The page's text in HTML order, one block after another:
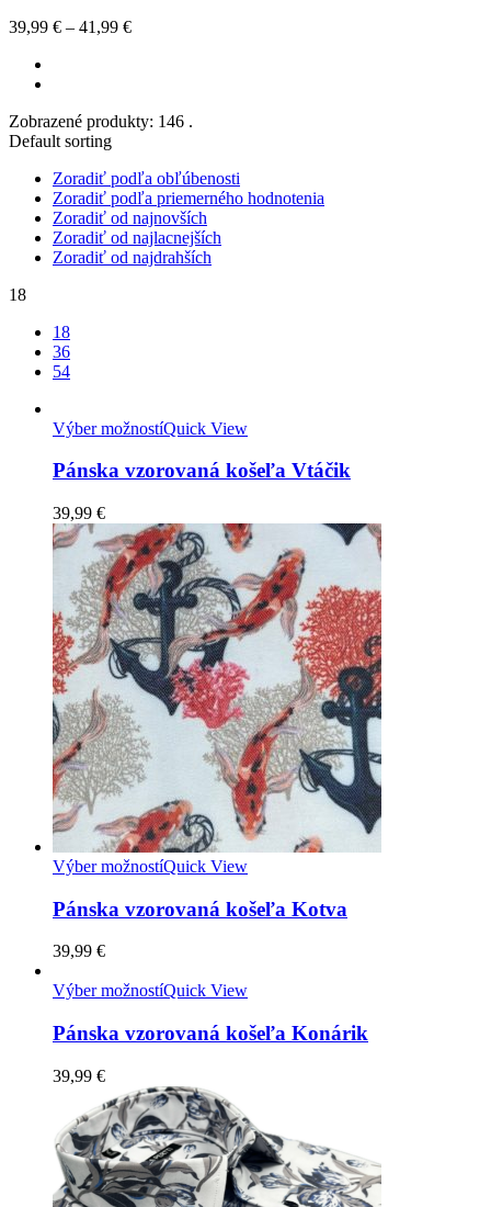
39,99 € – 41,99 €
Zobrazené produkty: 146 .
Default sorting
Zoradiť podľa obľúbenosti
Zoradiť podľa priemerného hodnotenia
Zoradiť od najnovších
Zoradiť od najlacnejších
Zoradiť od najdrahších
18
18
36
54
Výber možnostíQuick View
Pánska vzorovaná košeľa Vtáčik
39,99 €
Výber možnostíQuick View
Pánska vzorovaná košeľa Kotva
39,99 €
Výber možnostíQuick View
Pánska vzorovaná košeľa Konárik
39,99 €